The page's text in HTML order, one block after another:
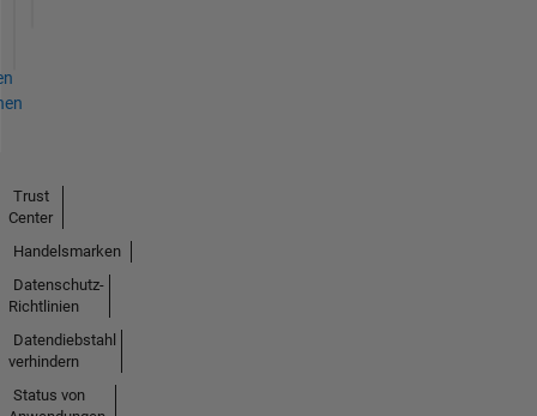
Trust
Center
Handelsmarken
Datenschutz-
Richtlinien
Datendiebstahl
verhindern
Status von